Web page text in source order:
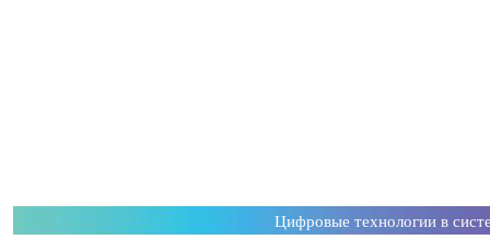
Цифровые технологии в